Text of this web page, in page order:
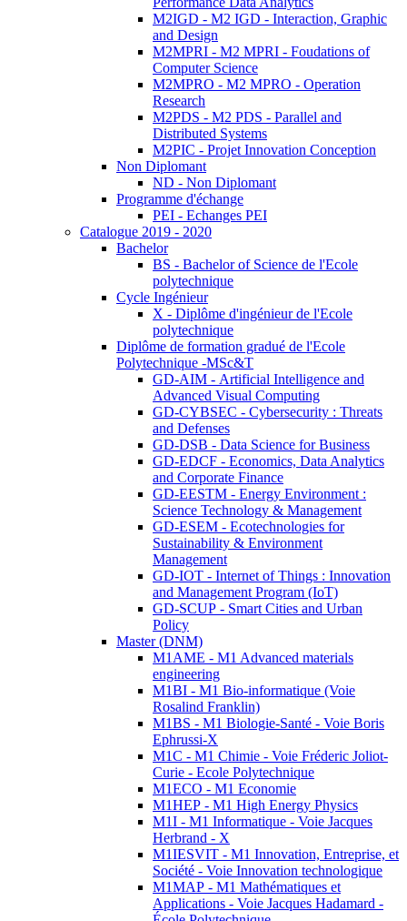
M2IGD - M2 IGD - Interaction, Graphic
and Design
M2MPRI - M2 MPRI - Foudations of
Computer Science
M2MPRO - M2 MPRO - Operation
Research
M2PDS - M2 PDS - Parallel and
Distributed Systems
M2PIC - Projet Innovation Conception
Non Diplomant
ND - Non Diplomant
Programme d'échange
PEI - Echanges PEI
Catalogue 2019 - 2020
Bachelor
BS - Bachelor of Science de l'Ecole
polytechnique
Cycle Ingénieur
X - Diplôme d'ingénieur de l'Ecole
polytechnique
Diplôme de formation gradué de l'Ecole
Polytechnique -MSc&T
GD-AIM - Artificial Intelligence and
Advanced Visual Computing
GD-CYBSEC - Cybersecurity : Threats
and Defenses
GD-DSB - Data Science for Business
GD-EDCF - Economics, Data Analytics
and Corporate Finance
GD-EESTM - Energy Environment :
Science Technology & Management
GD-ESEM - Ecotechnologies for
Sustainability & Environment
Management
GD-IOT - Internet of Things : Innovation
and Management Program (IoT)
GD-SCUP - Smart Cities and Urban
Policy
Master (DNM)
M1AME - M1 Advanced materials
engineering
M1BI - M1 Bio-informatique (Voie
Rosalind Franklin)
M1BS - M1 Biologie-Santé - Voie Boris
Ephrussi-X
M1C - M1 Chimie - Voie Fréderic Joliot-
Curie - Ecole Polytechnique
M1ECO - M1 Economie
M1HEP - M1 High Energy Physics
M1I - M1 Informatique - Voie Jacques
Herbrand - X
M1IESVIT - M1 Innovation, Entreprise, et
Société - Voie Innovation technologique
M1MAP - M1 Mathématiques et
Applications - Voie Jacques Hadamard -